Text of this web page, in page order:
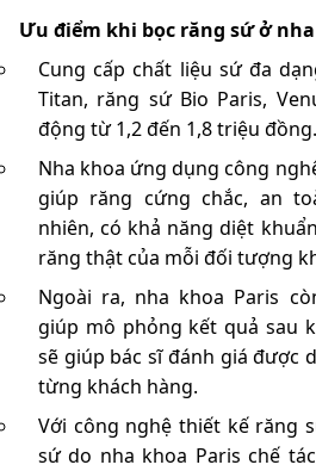
Ưu điểm khi bọc răng sứ ở
Cung cấp chất liệu sứ đa
Titan, răng sứ Bio Paris,
động từ 1,2 đến 1,8 triệu đồng.
Nha khoa ứng dụng công
giúp răng cứng chắc, an
nhiên, có khả năng diệt
răng thật của mỗi đối tượng
Ngoài ra, nha khoa Paris
giúp mô phỏng kết quả sau
sẽ giúp bác sĩ đánh giá được
từng khách hàng.
Với công nghệ thiết kế răng
sứ do nha khoa Paris chế